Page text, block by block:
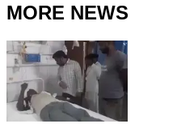
MORE NEWS